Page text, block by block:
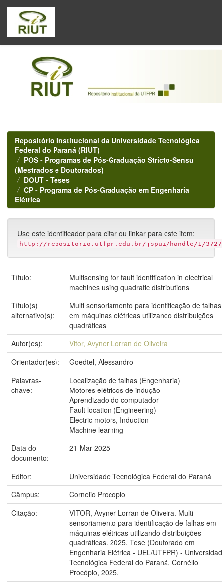
Skip
navigation
Repositório Institucional da Universidade Tecnológica
Federal do Paraná (RIUT)
POS - Programas de Pós-Graduação Stricto-Sensu
(Mestrados e Doutorados)
DOUT - Teses
CP - Programa de Pós-Graduação em Engenharia
Elétrica
Use este identificador para citar ou linkar para este item:
http://repositorio.utfpr.edu.br/jspui/handle/1/
Título:
Multisensing for fault identification in electrical
machines using quadratic distributions
Título(s)
alternativo(s):
Multi sensoriamento para identificação de falhas
em máquinas elétricas utilizando distribuições
quadráticas
Autor(es):
Vitor, Avyner Lorran de Oliveira
Orientador(es):
Goedtel, Alessandro
Palavras-
chave:
Localização de falhas (Engenharia)
Motores elétricos de indução
Aprendizado do computador
Fault location (Engineering)
Electric motors, Induction
Machine learning
Data do
documento:
21-Mar-2025
Editor:
Universidade Tecnológica Federal do Paraná
Câmpus:
Cornelio Procopio
Citação:
VITOR, Avyner Lorran de Oliveira. Multi
sensoriamento para identificação de falhas em
máquinas elétricas utilizando distribuições
quadráticas. 2025. Tese (Doutorado em
Engenharia Elétrica - UEL/UTFPR) -
Tecnológica Federal do Paraná, Cornélio
Procópio, 2025.